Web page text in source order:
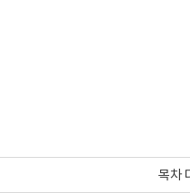
Approaches in Wireless
목차